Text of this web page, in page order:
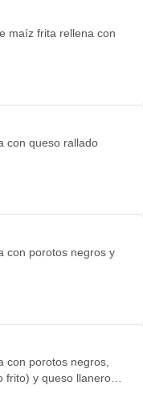
maíz frita rellena con
con queso rallado
con porotos negros y
con porotos negros,
frito) y queso llanero